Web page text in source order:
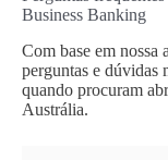
Business Banking
Com base em nossa
perguntas e dúvidas
quando procuram
Austrália.